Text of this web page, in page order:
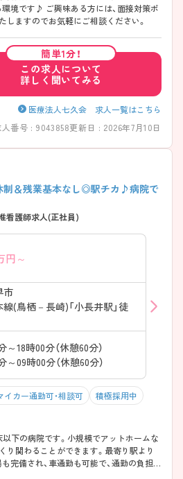
境です♪ ご興味ある方には、面接対策ポ
しますのでお気軽にご相談ください。
簡単1分！
この求人について
詳しく聞いてみる
医療法人七久会 求人一覧はこちら
人番号 : 9043858更新日 : 2026年7月10日
制＆残業基本なし◎駅チカ♪病院で
看護師求人(正社員)
円～
市
線(鳥栖－長崎)「小長井駅」徒
～18時00分（休憩60分）
～09時00分（休憩60分）
イカー通勤可・相談可 積極採用中
下の病院です。小規模でアットホームな
り関わることができます。最寄り駅より
完備され、車通勤も可能で、通勤の負担も